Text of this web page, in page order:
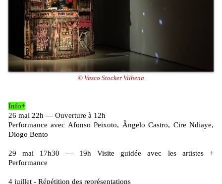
© Vasco Stocker Vilhena
Info+
26 mai 22h — Ouverture à 12h
Performance avec Afonso Peixoto, Ângelo Castro, Cire Ndiaye,
Diogo Bento
29 mai 17h30 — 19h Visite guidée avec les artistes +
Performance
4 juillet - Répétition des représentations